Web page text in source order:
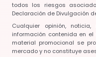
todos los riesgos
Declaración de Divulgación
Cualquier opinión,
información contenida en el
material promocional se
mercado y no constituye